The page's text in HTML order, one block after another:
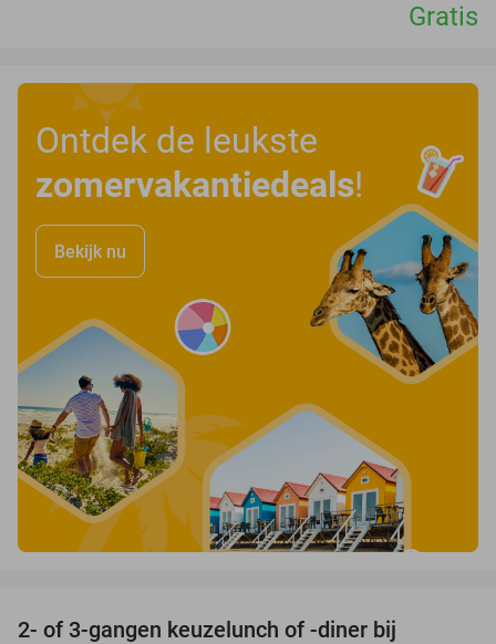
Gratis
Ontdek de leukste
zomervakantiedeals!
Bekijk nu
2- of 3-gangen keuzelunch of -diner bij